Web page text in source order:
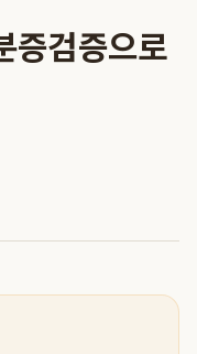
증검증으로